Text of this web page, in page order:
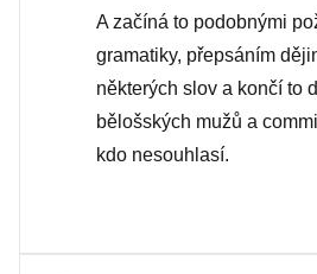
A začíná to podobnými
gramatiky, přepsáním
některých slov a končí to
bělošských mužů a
kdo nesouhlasí.